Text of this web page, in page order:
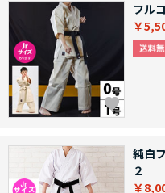
フル
￥
純白
２
￥